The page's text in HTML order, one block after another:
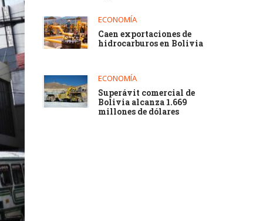
ECONOMÍA
Caen exportaciones de
hidrocarburos en Bolivia
ECONOMÍA
Superávit comercial de
Bolivia alcanza 1.669
millones de dólares